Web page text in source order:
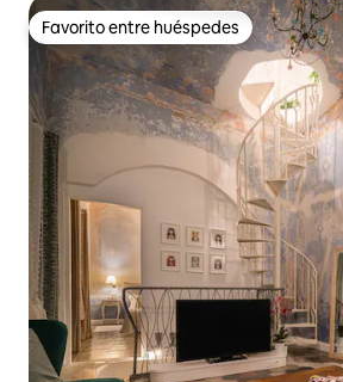
Favorito entre huéspedes
Favorito entre huéspedes